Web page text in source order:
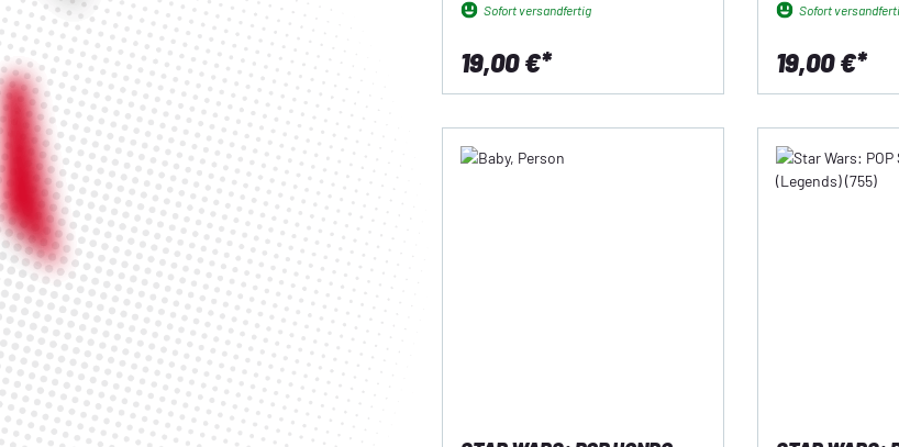
Sofort versandfertig
19,00 €*
Sofort
19,00 €*